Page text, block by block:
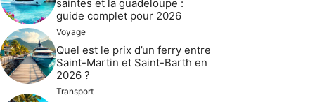
saintes et la guadeloupe :
guide complet pour 2026
Voyage
Quel est le prix d’un ferry entre
Saint-Martin et Saint-Barth en
2026 ?
Transport